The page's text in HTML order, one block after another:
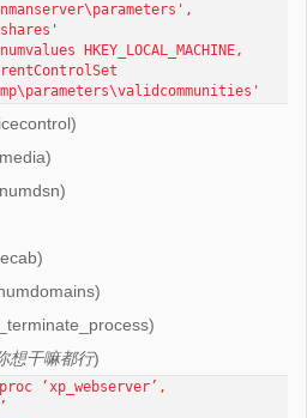
HKEY_LOCAL_MACHINE,
想干嘛都行)
‘xp_webserver’,